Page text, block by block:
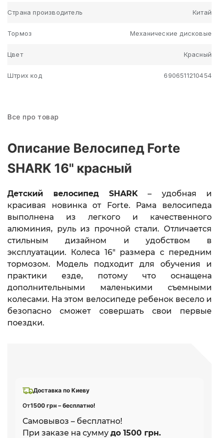
Страна производитель Китай
Тормоз Механические дисковые
Цвет Красный
Штрих код 6906511210454
Доставка по Киеву
От1500 грн – бесплатно!
Самовывоз – бесплатно!
При заказе на сумму до 1500 грн.
Все про товар
Описание Велосипед Forte
SHARK 16" красный
Детский велосипед SHARK
– удобная и
красивая новинка от Forte.
Рама велосипеда
выполнена из легкого и качественного
алюминия, руль из прочной стали. Отличается
стильным дизайном и удобством в
эксплуатации. Колеса 16" размера с передним
тормозом. Модель подходит для обучения и
практики езде, потому что оснащена
дополнительными маленькими съемными
колесами. На этом велосипеде ребенок весело и
безопасно сможет совершать свои первые
поездки.